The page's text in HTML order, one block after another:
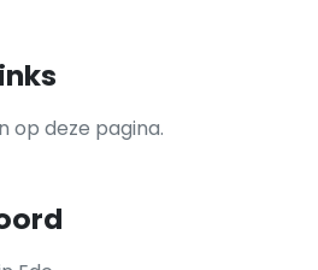
op deze pagina.